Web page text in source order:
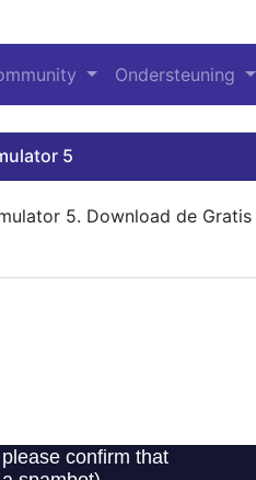
Ondersteuning
5
5. Download de Gratis